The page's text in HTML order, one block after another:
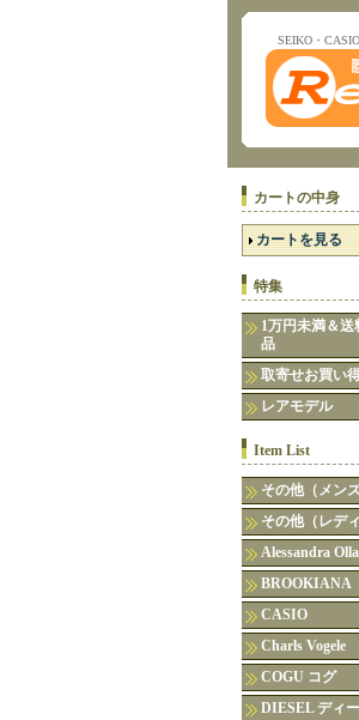
SEIKO・
カートの中身
カートを見る
特集
1万円未満＆
品
取寄せお買い
レアモデル
Item List
その他（メンズ
その他（レディ
Alessandra Olla
BROOKIANA
CASIO
Charls Vogele
COGU コグ
DIESEL ディ